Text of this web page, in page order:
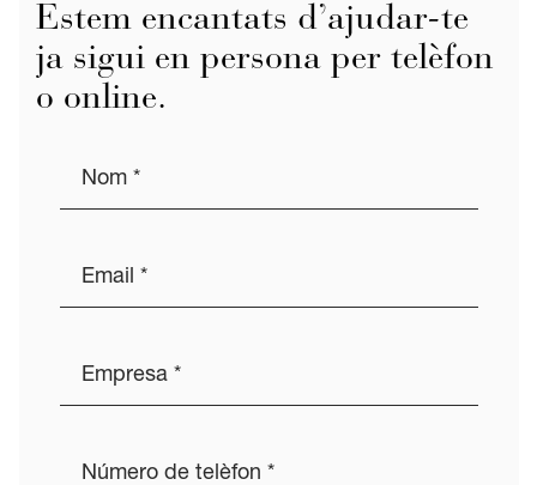
Estem encantats d’ajudar-te
ja sigui en persona per telèfon
o online.